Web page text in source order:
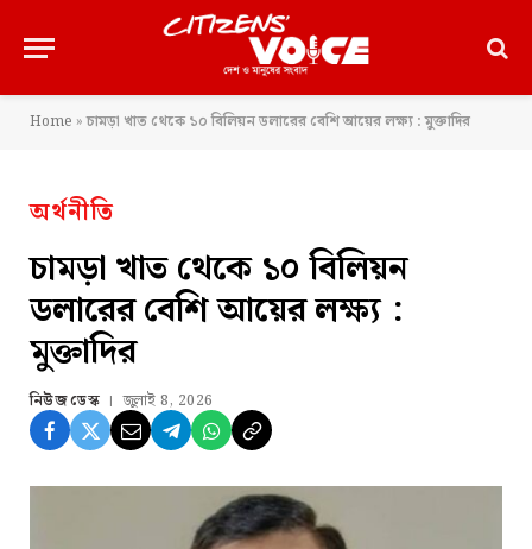
Home »চামড়া খাত থেকে ১০ বিলিয়ন ডলারের বেশি আয়ের লক্ষ্য : মুক্তাদির
অর্থনীতি
চামড়া খাত থেকে ১০ বিলিয়ন
ডলারের বেশি আয়ের লক্ষ্য :
মুক্তাদির
নিউজ ডেস্ক জুলাই 8, 2026